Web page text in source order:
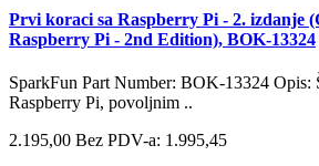
Prvi koraci sa Raspberry Pi - 2. izdanje
Raspberry Pi - 2nd Edition), BOK-13324
SparkFun Part Number: BOK-13324 Opis:
Raspberry Pi, povoljnim ..
2.195,00 Bez PDV-a: 1.995,45